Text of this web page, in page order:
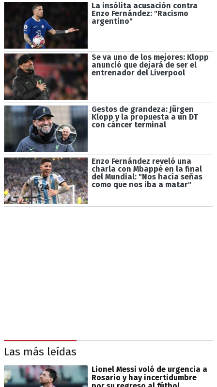
La insólita acusación contra
Enzo Fernández: "Racismo
argentino"
Se va uno de los mejores: Klopp
anunció que dejará de ser el
entrenador del Liverpool
Gestos de grandeza: Jürgen
Klopp y la propuesta a un DT
con cáncer terminal
Enzo Fernández reveló una
charla con Mbappé en la final
del Mundial: "Nos hacía señas
como que nos iba a matar"
Las más leídas
Lionel Messi voló de urgencia a
Rosario y hay incertidumbre